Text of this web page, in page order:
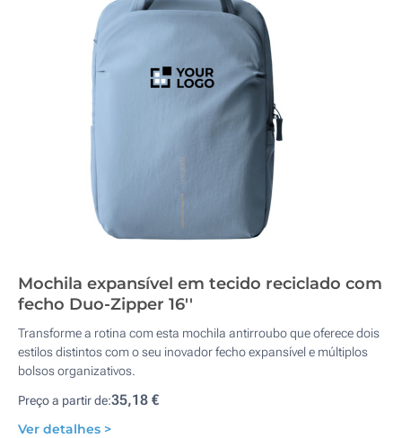
Mochila expansível em tecido reciclado com
fecho Duo-Zipper 16''
Transforme a rotina com esta mochila antirroubo que oferece dois
estilos distintos com o seu inovador fecho expansível e múltiplos
bolsos organizativos.
Preço a partir de:35,18 €
Ver detalhes >